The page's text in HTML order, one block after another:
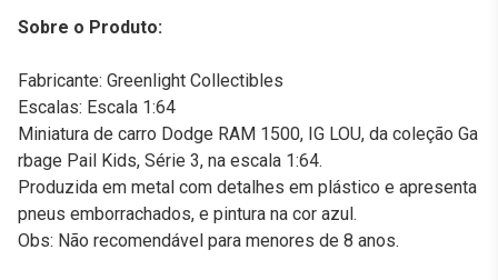
Sobre o Produto:
Fabricante: Greenlight Collectibles
Escalas: Escala 1:64
Miniatura de carro Dodge RAM 1500, IG LOU, da coleção Ga
rbage Pail Kids, Série 3, na escala 1:64.
Produzida em metal com detalhes em plástico e apresenta
pneus emborrachados, e pintura na cor azul.
Obs: Não recomendável para menores de 8 anos.